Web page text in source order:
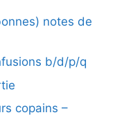
notes de
b/d/p/q
copains –